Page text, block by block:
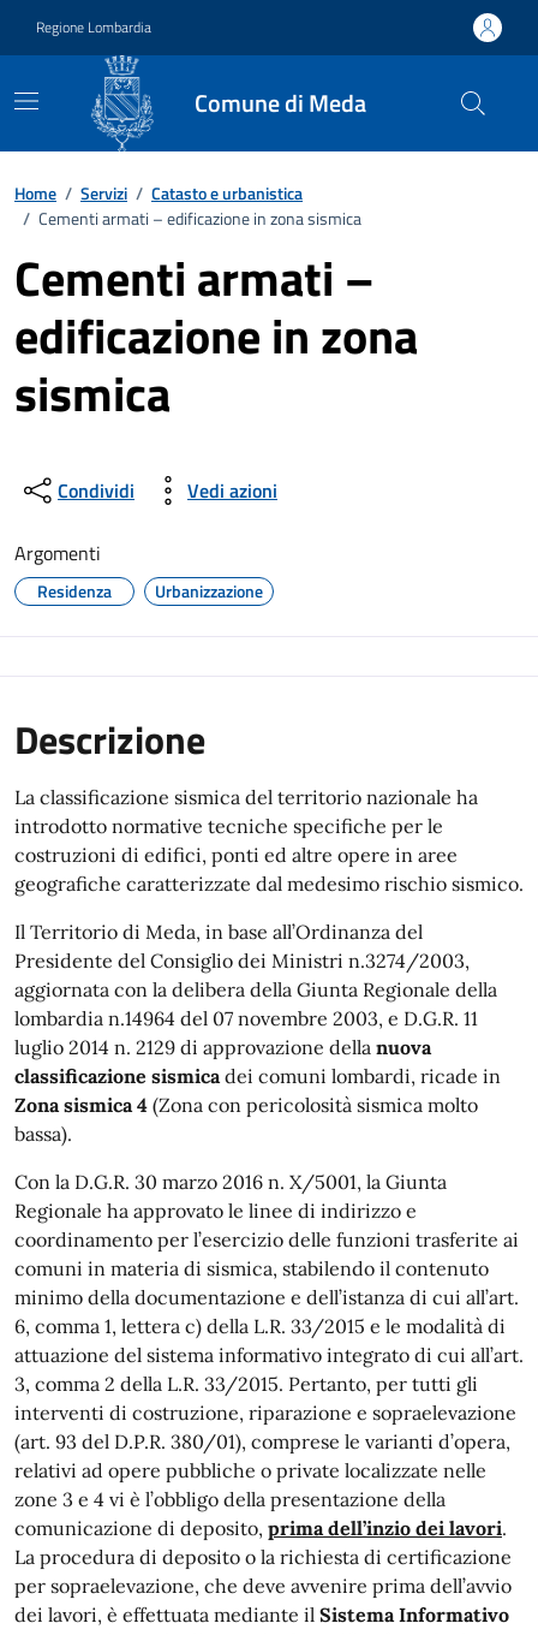
Regione Lombardia
Comune di Meda
Home / Servizi / Catasto e urbanistica
/ Cementi armati – edificazione in zona sismica
Cementi armati –
edificazione in zona
sismica
Condividi Vedi azioni
Argomenti
Residenza Urbanizzazione
Descrizione
La classificazione sismica del territorio nazionale ha
introdotto normative tecniche specifiche per le
costruzioni di edifici, ponti ed altre opere in aree
geografiche caratterizzate dal medesimo rischio sismico.
Il Territorio di Meda, in base all’Ordinanza del
Presidente del Consiglio dei Ministri n.3274/2003,
aggiornata con la delibera della Giunta Regionale della
lombardia n.14964 del 07 novembre 2003, e D.G.R. 11
luglio 2014 n. 2129 di approvazione della nuova
classificazione sismicadei comuni lombardi, ricade in
Zona sismica 4 (Zona con pericolosità sismica molto
bassa).
Con la D.G.R. 30 marzo 2016 n. X/5001, la Giunta
Regionale ha approvato le linee di indirizzo e
coordinamento per l’esercizio delle funzioni trasferite ai
comuni in materia di sismica, stabilendo il contenuto
minimo della documentazione e dell’istanza di cui all’art.
6, comma 1, lettera c) della L.R. 33/2015 e le modalità di
attuazione del sistema informativo integrato di cui all’art.
3, comma 2 della L.R. 33/2015. Pertanto, per tutti gli
interventi di costruzione, riparazione e sopraelevazione
(art. 93 del D.P.R. 380/01), comprese le varianti d’opera,
relativi ad opere pubbliche o private localizzate nelle
zone 3 e 4 vi è l’obbligo della presentazione della
comunicazione di deposito, prima dell’inzio dei lavori.
La procedura di deposito o la richiesta di certificazione
per sopraelevazione, che deve avvenire prima dell’avvio
dei lavori, è effettuata mediante il Sistema Informativo